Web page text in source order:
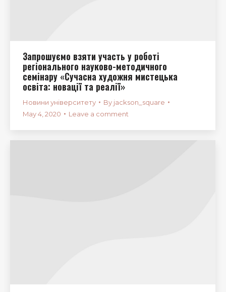
Запрошуємо взяти участь у роботі
регіонального науково-методичного
семінару «Сучасна художня мистецька
освіта: новації та реалії»
Новини університету By jackson_square
May 4, 2020
Leave a comment